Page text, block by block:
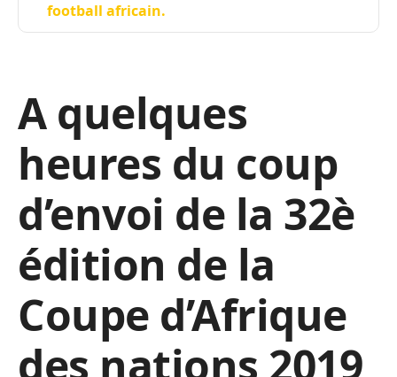
football africain.
A quelques
heures du coup
d’envoi de la 32è
édition de la
Coupe d’Afrique
des nations 2019